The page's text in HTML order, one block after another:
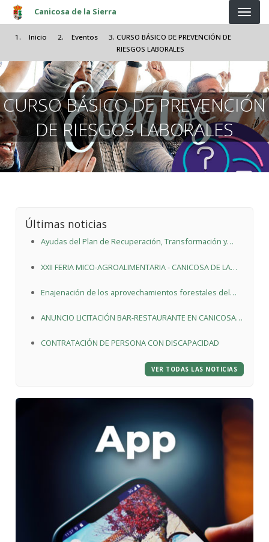
Pasar al contenido principal
Canicosa de la Sierra
Inicio Eventos
CURSO BÁSICO DE PREVENCIÓN DE
RIESGOS LABORALES
CURSO BÁSICO DE PREVENCIÓN
DE RIESGOS LABORALES
Últimas noticias
Ayudas del Plan de Recuperación, Transformación y
XXII FERIA MICO-AGROALIMENTARIA - CANICOSA DE LA
Enajenación de los aprovechamientos forestales del
ANUNCIO LICITACIÓN BAR-RESTAURANTE EN CANICOSA
CONTRATACIÓN DE PERSONA CON DISCAPACIDAD
VER TODAS LAS NOTICIAS